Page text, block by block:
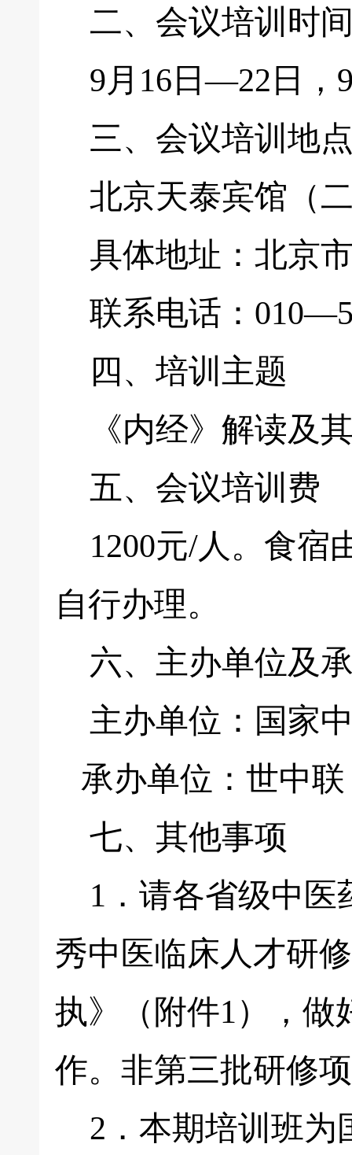
二、会议培训时
9月16日—22日，
三、会议培训地
北京天泰宾馆（
具体地址：北京
联系电话：
四、培训主题
《内经》解读及
五、会议培训费
1200元/人。食宿
自行办理。
六、主办单位及
主办单位：国家
承办单位：世中
七、其他事项
1．请各省级中医
秀中医临床人才研
执》（附件1），做
作。非第三批研修
2．本期培训班为